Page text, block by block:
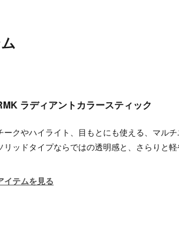
ラディアントカラースティック
ークやハイライト、目もとにも使える、マルチ
リッドタイプならではの透明感と、さらりと
イテムを見る